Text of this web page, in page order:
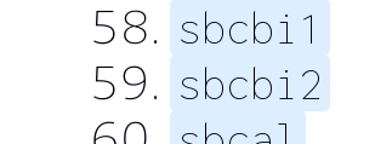
sbcbi1
sbcbi2